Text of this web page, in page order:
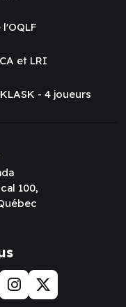
et LRI
- 4 joueurs
100,